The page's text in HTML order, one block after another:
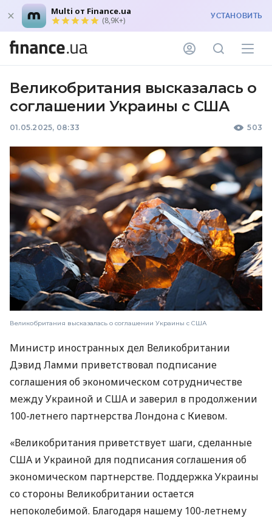
Multi от Finance.ua
(8,9K+) УСТАНОВИТЬ
Великобритания высказалась о
соглашении Украины с США
01.05.2025, 08:33 503
Великобритания высказалась о соглашении Украины с США
Министр иностранных дел Великобритании
Дэвид Ламми приветствовал подписание
соглашения об экономическом сотрудничестве
между Украиной и США и заверил в продолжении
100-летнего партнерства Лондона с Киевом.
«Великобритания приветствует шаги, сделанные
США и Украиной для подписания соглашения об
экономическом партнерстве. Поддержка Украины
со стороны Великобритании остается
непоколебимой. Благодаря нашему 100-летнему